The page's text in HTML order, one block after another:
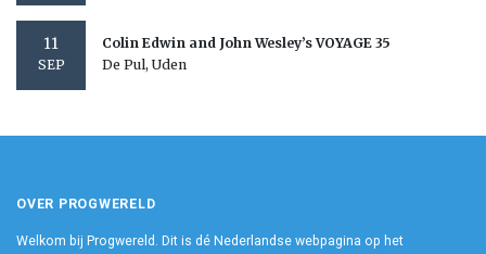
11
SEP
Colin Edwin and John Wesley’s VOYAGE 35
De Pul, Uden
OVER PROGWERELD
Welkom bij Progwereld. Dit is dé Nederlandse webpagina op het